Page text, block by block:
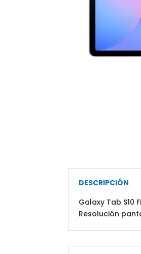
DESCRIPCIÓN
Galaxy Tab S10
Resolución